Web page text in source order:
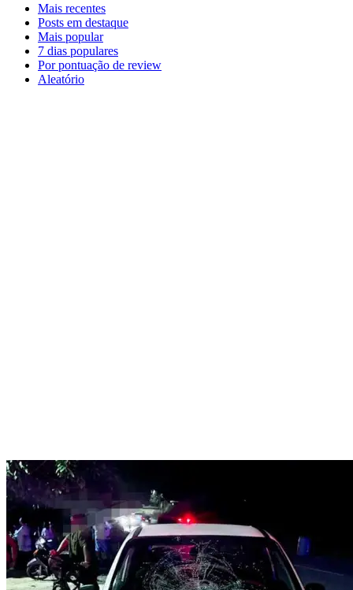
Mais recentes
Posts em destaque
Mais popular
7 dias populares
Por pontuação de review
Aleatório